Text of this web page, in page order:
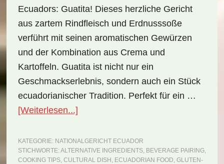
Ecuadors: Guatita! Dieses herzliche Gericht
aus zartem Rindfleisch und Erdnusssoße
verführt mit seinen aromatischen Gewürzen
und der Kombination aus Crema und
Kartoffeln. Guatita ist nicht nur ein
Geschmackserlebnis, sondern auch ein Stück
ecuadorianischer Tradition. Perfekt für ein …
[Weiterlesen...]ÜberNationalgericht
Guatita
(Rezept)
KATEGORIE: NATIONALGERICHT ECUADOR
STICHWORTE: ALTERNATIVE INGREDIENTS, BEVERAGE PAIRING,
COOKING TIPS, CULTURAL DISH , ECUADORIAN FOOD, GLUTEN-